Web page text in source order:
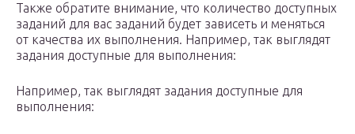
Также обратите внимание, что количество доступных
заданий для вас заданий будет зависеть и меняться
от качества их выполнения. Например, так выглядят
задания доступные для выполнения:
Например, так выглядят задания доступные для
выполнения: